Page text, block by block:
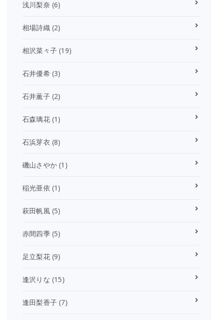
浅川梨奈 (6)
相場詩織(2)
相沢菜々子 (19)
石井優希(3)
石井薫子(2)
石森璃花(1)
石浜芽衣 (8)
磯山さやか (1)
稲光亜依 (1)
萩田帆風(5)
赤間四季(5)
足立梨花(9)
逢沢りな (15)
逢田梨香子 (7)